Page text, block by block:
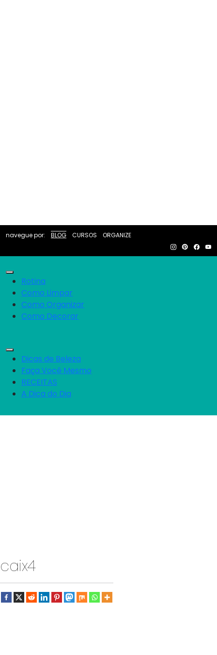
navegue por: BLOG CURSOS ORGANIZE
Rotina
Como Limpar
Como Organizar
Como Decorar
Dicas de Beleza
Faça Você Mesmo
RECEITAS
A Dica do Dia
caix4